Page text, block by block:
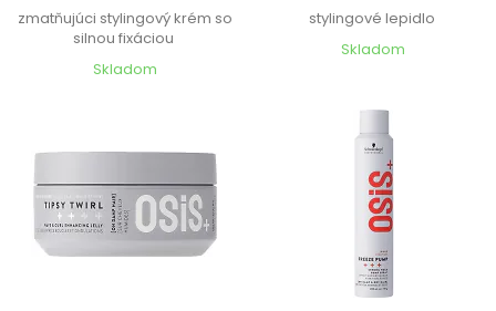
zmatňujúci stylingový krém so
silnou fixáciou
Skladom
stylingové lepidlo
Skladom